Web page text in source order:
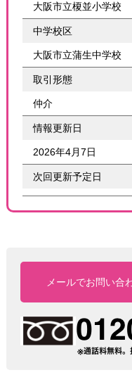
大阪市立榎並小学校
中学校区
大阪市立蒲生中学校
取引形態
仲介
情報更新日
2026年4月7日
次回更新予定日
メールでお問い合